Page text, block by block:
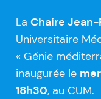
La Chaire
Universitaire
« Génie
inaugurée le
18h30, au CUM.